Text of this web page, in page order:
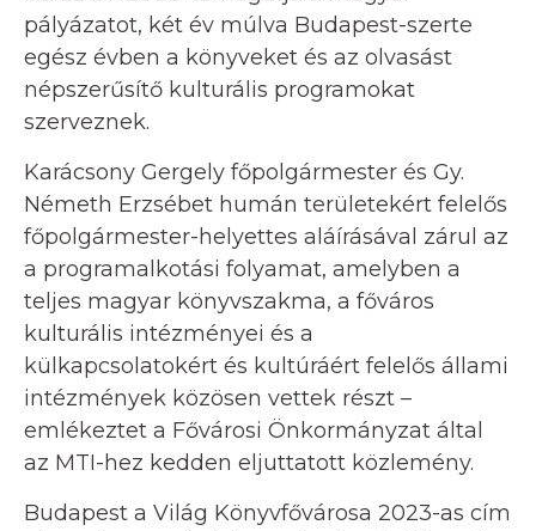
pályázatot, két év múlva Budapest-szerte
egész évben a könyveket és az olvasást
népszerűsítő kulturális programokat
szerveznek.
Karácsony Gergely főpolgármester és Gy.
Németh Erzsébet humán területekért felelős
főpolgármester-helyettes aláírásával zárul az
a programalkotási folyamat, amelyben a
teljes magyar könyvszakma, a főváros
kulturális intézményei és a
külkapcsolatokért és kultúráért felelős állami
intézmények közösen vettek részt –
emlékeztet a Fővárosi Önkormányzat által
az MTI-hez kedden eljuttatott közlemény.
Budapest a Világ Könyvfővárosa 2023-as cím